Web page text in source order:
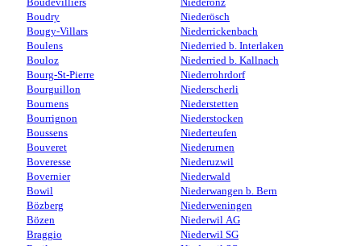
Boudry
Bougy-Villars
Boulens
Bouloz
Bourg-St-Pierre
Bourguillon
Bournens
Bourrignon
Boussens
Bouveret
Boveresse
Bovernier
Bowil
Bözberg
Bözen
Braggio
Niederösch
Niederrickenbach
Niederried b. Interlaken
Niederried b. Kallnach
Niederrohrdorf
Niederscherli
Niederstetten
Niederstocken
Niederteufen
Niederurnen
Niederuzwil
Niederwald
Niederwangen b. Bern
Niederweningen
Niederwil AG
Niederwil SG